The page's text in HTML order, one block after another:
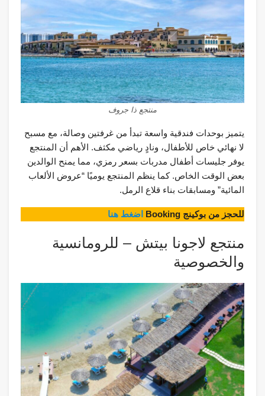
منتجع ذا جروف
يتميز بوحدات فندقية واسعة تبدأ من غرفتين وصالة، مع مسبح
لا نهائي خاص للأطفال، ونادٍ رياضي مكثف. الأهم أن المنتجع
يوفر جليسات أطفال مدربات بسعر رمزي، مما يمنح الوالدين
بعض الوقت الخاص. كما ينظم المنتجع يوميًا “عروض الألعاب
المائية” ومسابقات بناء قلاع الرمل.
للحجز من بوكينج Booking اضغط هنا
منتجع لاجونا بيتش – للرومانسية
والخصوصية